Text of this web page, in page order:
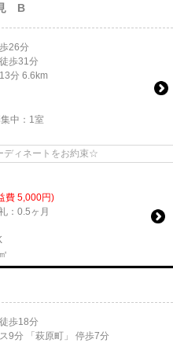
B
26分
歩31分
分 6.6km
中： 1室
ディネートをお約束☆
費 5,000円)
：0.5ヶ月
歩18分
9分 「萩原町」 停歩7分